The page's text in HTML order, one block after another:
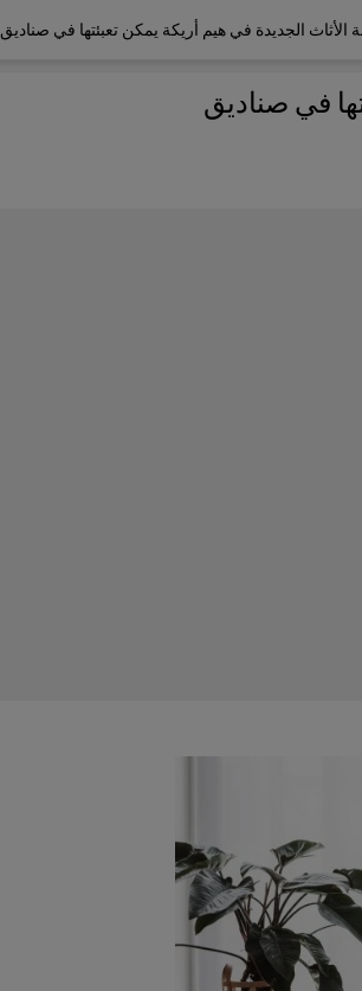
الجديدة في هيم أريكة يمكن تعبئتها في صناديق
في صناديق